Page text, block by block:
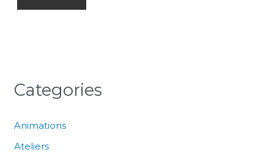
Categories
Animations
Ateliers